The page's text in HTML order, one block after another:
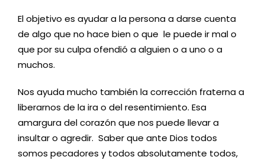
El objetivo es ayudar a la persona a darse cuenta
de algo que no hace bien o que le puede ir mal o
que por su culpa ofendió a alguien o a uno o a
muchos.
Nos ayuda mucho también la corrección fraterna a
liberarnos de la ira o del resentimiento. Esa
amargura del corazón que nos puede llevar a
insultar o agredir. Saber que ante Dios todos
somos pecadores y todos absolutamente todos,